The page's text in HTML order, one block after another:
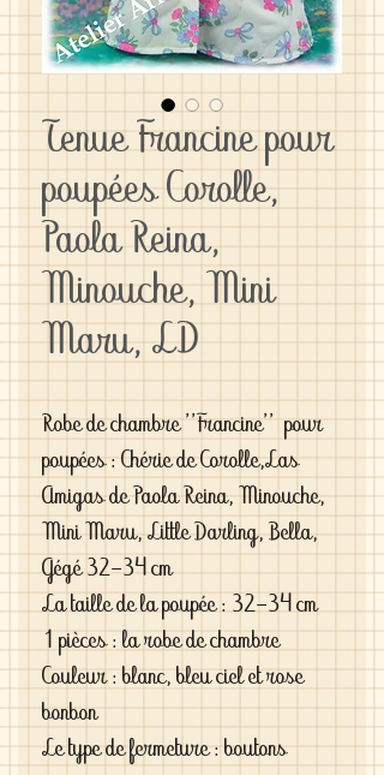
Tenue Francine pour
poupées Corolle,
Paola Reina,
Minouche, Mini
Maru, LD
Robe de chambre ''Francine'' pour
poupées : Chérie de Corolle,Las
Amigas de Paola Reina, Minouche,
Mini Maru, Little Darling, Bella,
Gégé 32-34 cm
La taille de la poupée : 32-34 cm
1 pièces : la robe de chambre
Couleur : blanc, bleu ciel et rose
bonbon
Le type de fermeture : boutons